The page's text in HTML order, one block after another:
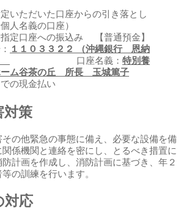
いただいた口座からの引き落とし
個人名義の口座）
指定口座への振込み 【普通預金】
１１０３３２２ （沖縄銀行 恩納
口座名義： 特別養
ーム谷茶の丘 所長 玉城篤子
の現金払い
対策
の他緊急の事態に備え、必要な設備を備
係機関と連絡を密にし、とるべき措置に
計画を作成し、消防計画に基づき、年２
の訓練を行います。
対応